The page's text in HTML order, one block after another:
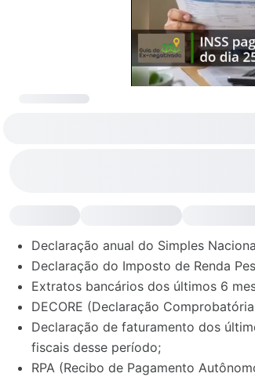
Declaração anual do Simples
Declaração do Imposto de Renda
Extratos bancários dos últimos 6
DECORE (Declaração
Declaração de faturamento dos
fiscais desse período;
RPA (Recibo de Pagamento